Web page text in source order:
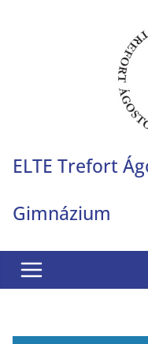
ELTE Trefort
Gimnázium